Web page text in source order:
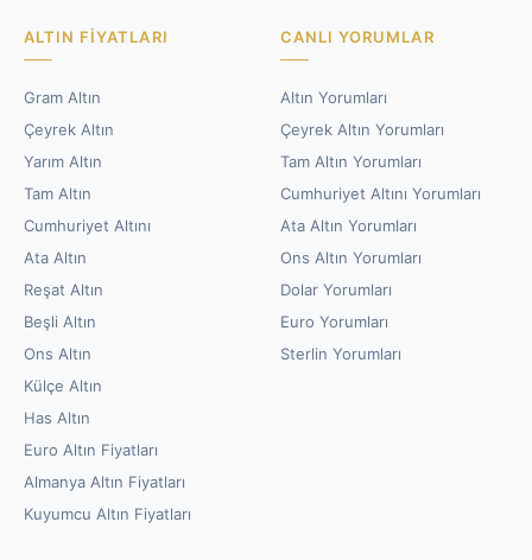
ALTIN FIYATLARI
Gram Altın
Çeyrek Altın
Yarım Altın
Tam Altın
Cumhuriyet Altını
Ata Altın
Reşat Altın
Beşli Altın
Ons Altın
Külçe Altın
Has Altın
Euro Altın Fiyatları
Almanya Altın Fiyatları
Kuyumcu Altın Fiyatları
CANLI YORUMLAR
Altın Yorumları
Çeyrek Altın Yorumları
Tam Altın Yorumları
Cumhuriyet Altını Yorumları
Ata Altın Yorumları
Ons Altın Yorumları
Dolar Yorumları
Euro Yorumları
Sterlin Yorumları